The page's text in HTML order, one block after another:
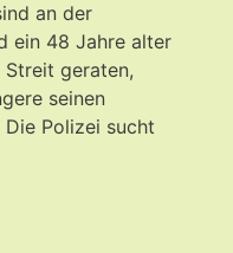
an der
ein 48 Jahre alter
geraten,
seinen
Polizei sucht